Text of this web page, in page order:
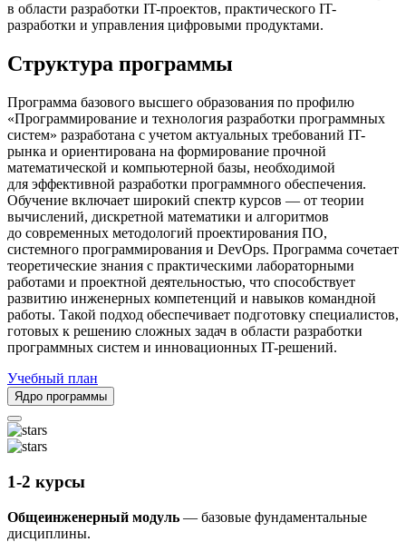
в области разработки IT-проектов, практического IT-
разработки и управления цифровыми продуктами.
Структура программы
Программа базового высшего образования по профилю
«Программирование и технология разработки программных
систем» разработана с учетом актуальных требований IT-
рынка и ориентирована на формирование прочной
математической и компьютерной базы, необходимой
для эффективной разработки программного обеспечения.
Обучение включает широкий спектр курсов — от теории
вычислений, дискретной математики и алгоритмов
до современных методологий проектирования ПО,
системного программирования и DevOps. Программа сочетает
теоретические знания с практическими лабораторными
работами и проектной деятельностью, что способствует
развитию инженерных компетенций и навыков командной
работы. Такой подход обеспечивает подготовку специалистов,
готовых к решению сложных задач в области разработки
программных систем и инновационных IT-решений.
Учебный план
Ядро программы
1-2 курсы
Общеинженерный модуль — базовые фундаментальные
дисциплины.